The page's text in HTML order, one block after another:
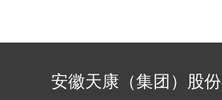
安徽天康（集团）股